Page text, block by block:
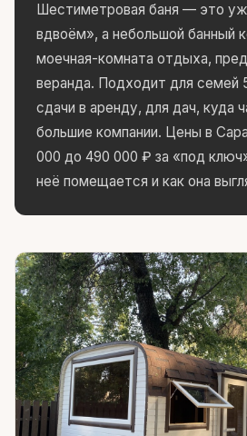
Шестиметровая баня — это
вдвоём», а небольшой банный
моечная-комната отдыха,
веранда. Подходит для семей
сдачи в аренду, для дач, куда
большие компании. Цены в
000 до 490 000 ₽ за «под
неё помещается и как она